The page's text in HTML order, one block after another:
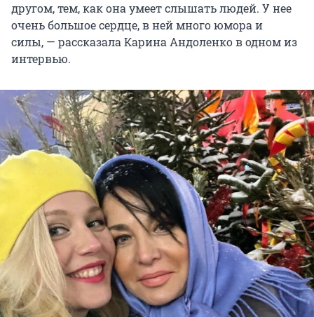
другом, тем, как она умеет слышать людей. У нее
очень большое сердце, в ней много юмора и
силы, — рассказала Карина Андоленко в одном из
интервью.